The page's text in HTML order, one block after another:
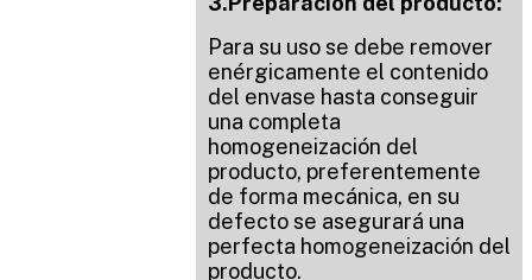
Para su uso se debe remover
enérgicamente el contenido
del envase hasta conseguir
una completa
homogeneización del
producto, preferentemente
de forma mecánica, en su
defecto se asegurará una
perfecta homogeneización del
producto.